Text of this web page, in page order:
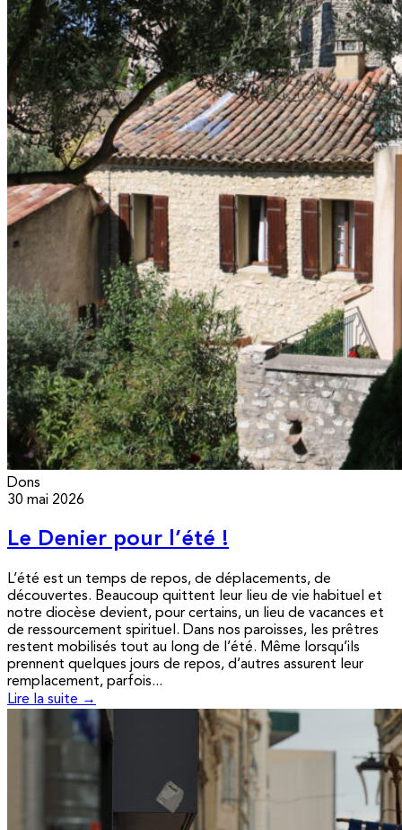
Dons
30 mai 2026
Le Denier pour l’été !
L’été est un temps de repos, de déplacements, de
découvertes. Beaucoup quittent leur lieu de vie habituel et
notre diocèse devient, pour certains, un lieu de vacances et
de ressourcement spirituel. Dans nos paroisses, les prêtres
restent mobilisés tout au long de l’été. Même lorsqu’ils
prennent quelques jours de repos, d’autres assurent leur
remplacement, parfois...
Lire la suite →